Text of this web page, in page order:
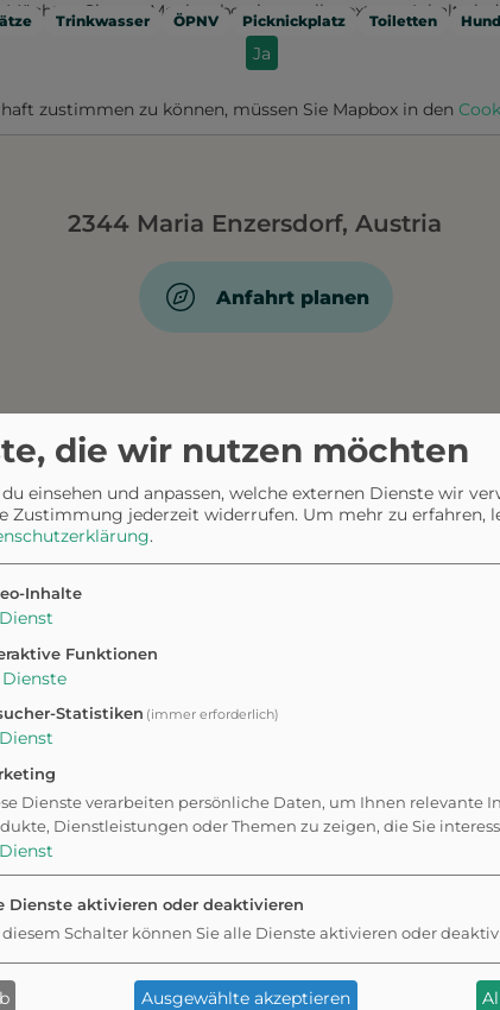
Trinkwasser ÖPNV Picknickplatz Toiletten
Möchten Sie von Mapbox bereitgestellte externe Inhalte
Ja
zustimmen zu können, müssen Sie Mapbox in den
2344 Maria Enzersdorf, Austria
Anfahrt planen
ist groß
Platz zum Toben
✦ Eigene Bewertung schreiben
die wir nutzen möchten
einsehen und anpassen, welche externen Dienste wir
Zustimmung jederzeit widerrufen. Um mehr zu erfahren,
.
Inhalte
Dienst
Funktionen
Dienste
Statistiken (immer erforderlich)
Dienst
Dienste verarbeiten persönliche Daten, um Ihnen relevante
Dienstleistungen oder Themen zu zeigen, die Sie
Dienst
Dienste aktivieren oder deaktivieren
diesem Schalter können Sie alle Dienste aktivieren oder
Ausgewählte akzeptieren